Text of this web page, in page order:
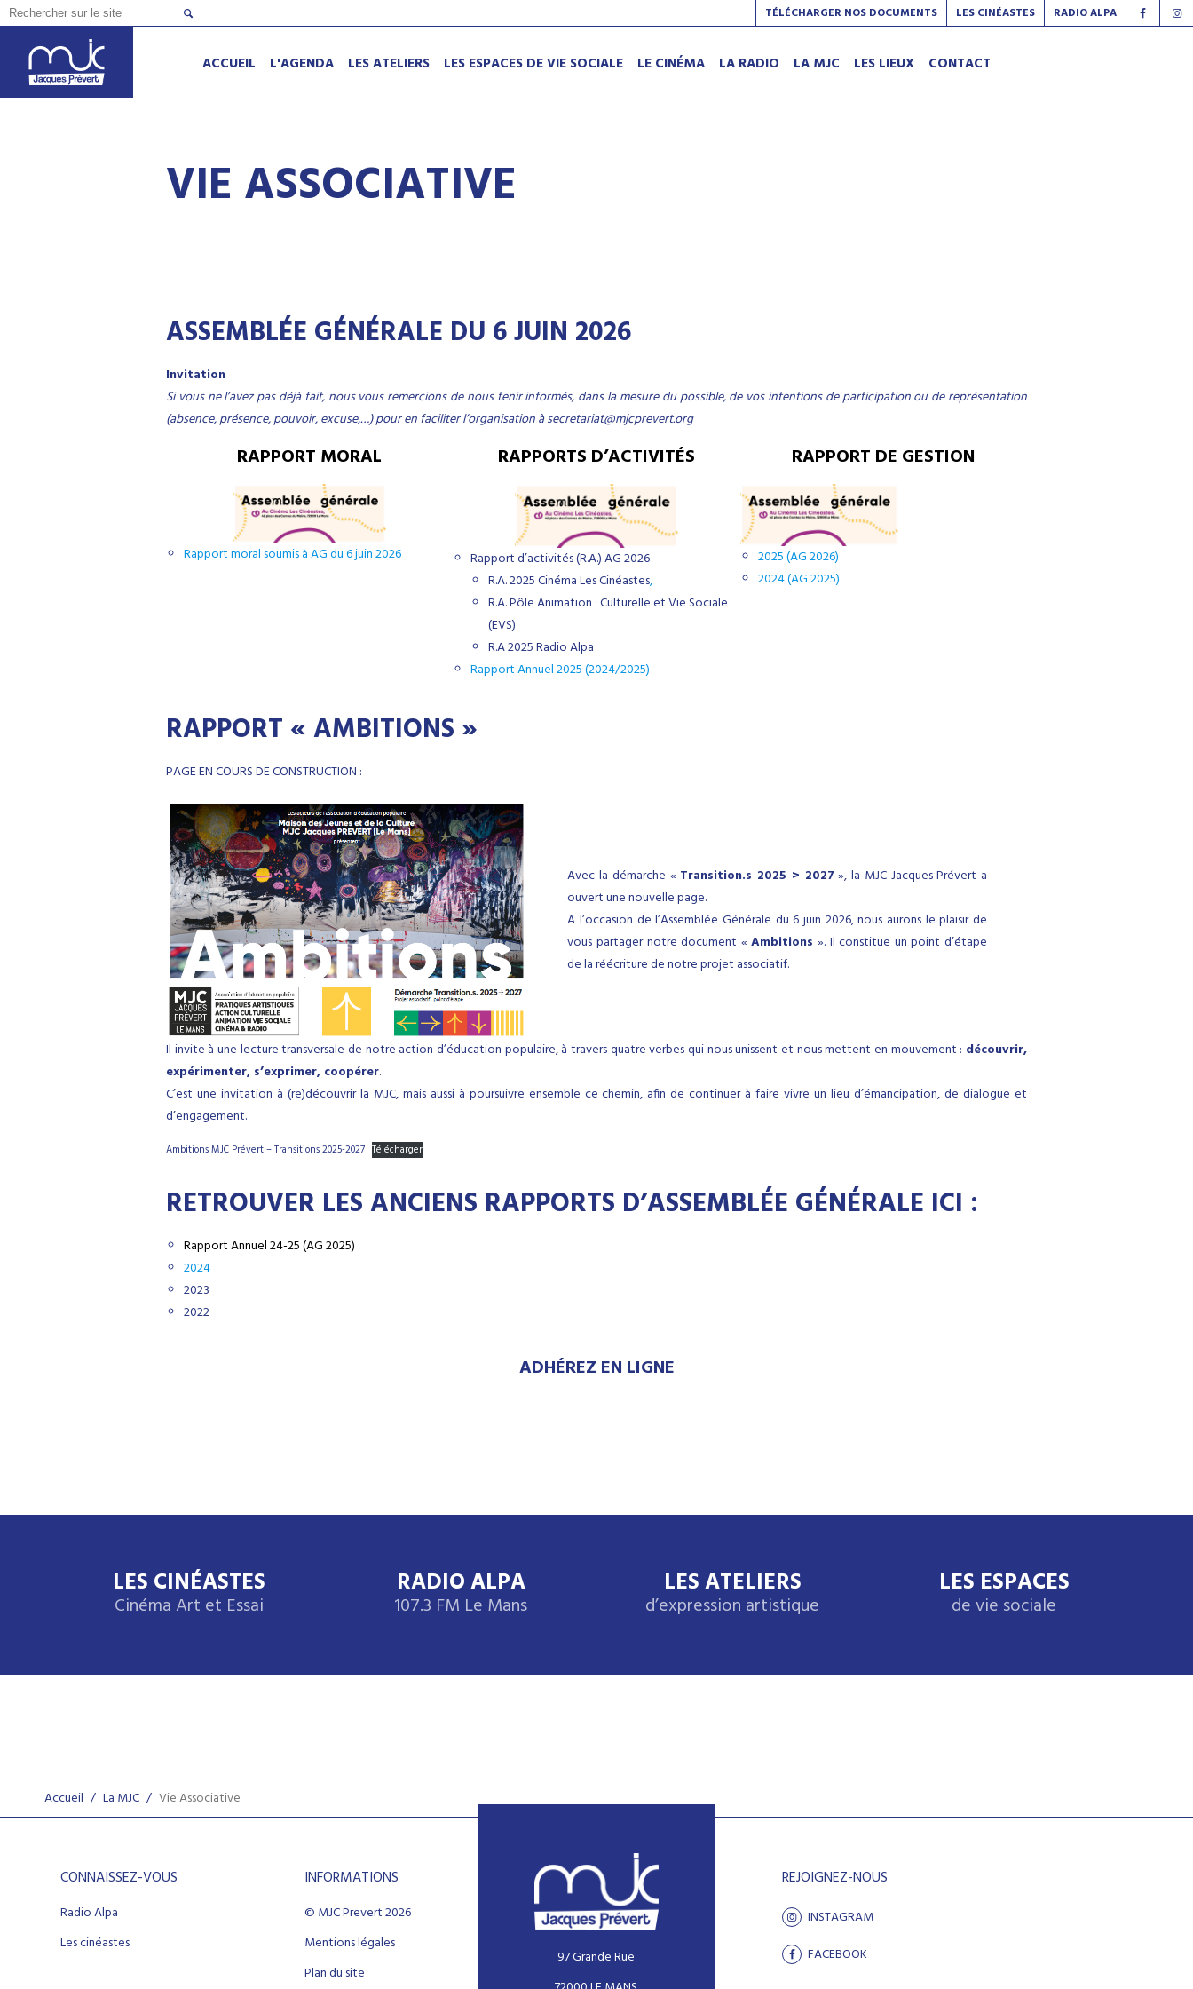
TÉLÉCHARGER NOS DOCUMENTS LES CINÉASTES RADIO ALPA
ACCUEIL L'AGENDA LES ATELIERS LES ESPACES DE VIE SOCIALE LE CINÉMA LA RADIO LA MJC LES LIEUX CONTACT
VIE ASSOCIATIVE
ASSEMBLÉE GÉNÉRALE DU 6 JUIN 2026
Invitation
Si vous ne l’avez pas déjà fait, nous vous remercions de nous tenir informés, dans la mesure du possible, de vos intentions de participation ou de représentation
(absence, présence, pouvoir, excuse,…) pour en faciliter l’organisation àsecretariat@mjcprevert.org
RAPPORT MORAL
Rapport moral soumis à AG du 6 juin 2026
RAPPORTS D’ACTIVITÉS
Rapport d’activités (R.A.) AG 2026
R.A. 2025 Cinéma Les Cinéastes,
R.A. Pôle Animation · Culturelle et Vie Sociale
(EVS)
R.A 2025 Radio Alpa
Rapport Annuel 2025 (2024/2025)
RAPPORT DE GESTION
2025 (AG 2026)
2024 (AG 2025)
RAPPORT « AMBITIONS »
PAGE EN COURS DE CONSTRUCTION :
Avec la démarche « Transition.s 2025 > 2027 », la MJC Jacques Prévert a
ouvert une nouvelle page.
A l’occasion de l’Assemblée Générale du 6 juin 2026, nous aurons le plaisir de
vous partager notre document «Ambitions ». Il constitue un point d’étape
de la réécriture de notre projet associatif.
Il invite à une lecture transversale de notre action d’éducation populaire, à travers quatre verbes qui nous unissent et nous mettent en mouvement : découvrir,
expérimenter, s’exprimer, coopérer.
C’est une invitation à (re)découvrir la MJC, mais aussi à poursuivre ensemble ce chemin, afin de continuer à faire vivre un lieu d’émancipation, de dialogue et
d’engagement.
Ambitions MJC Prévert – Transitions 2025-2027 Télécharger
RETROUVER LES ANCIENS RAPPORTS D’ASSEMBLÉE GÉNÉRALE ICI :
Rapport Annuel 24-25 (AG 2025)
2024
2023
2022
ADHÉREZ EN LIGNE
LES CINÉASTES
Cinéma Art et Essai
RADIO ALPA
107.3 FM Le Mans
LES ATELIERS
d’expression artistique
LES ESPACES
de vie sociale
Accueil / La MJC / Vie Associative
CONNAISSEZ-VOUS
Radio Alpa
Les cinéastes
INFORMATIONS
© MJC Prevert 2026
Mentions légales
Plan du site
97 Grande Rue
REJOIGNEZ-NOUS
INSTAGRAM
FACEBOOK